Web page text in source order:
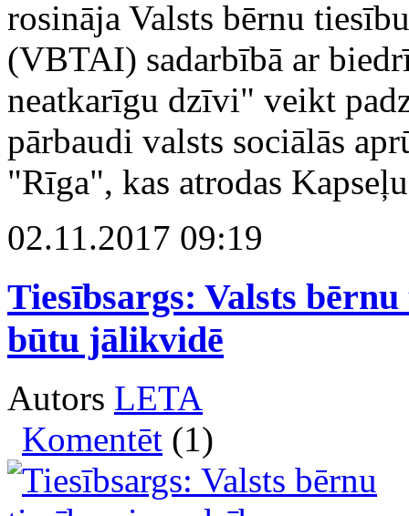
rosināja Valsts bērnu
(VBTAI) sadarbībā ar
neatkarīgu dzīvi" veikt
pārbaudi valsts sociālās
"Rīga", kas atrodas
02.11.2017 09:19
Tiesībsargs: Valsts
būtu jālikvidē
Autors LETA
Komentēt (1)